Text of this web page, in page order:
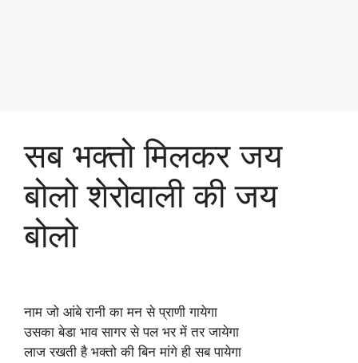
सब भक्तो मिलकर जय
बोलो शेरोवाली की जय
बोलो
नाम जो आंबे रानी का मन से प्राणी गायेगा
उसका बेडा भाव सागर से पल भर में तर जायेगा
लाज रखती है भक्तो की बिन मांगे ही सब पायेगा